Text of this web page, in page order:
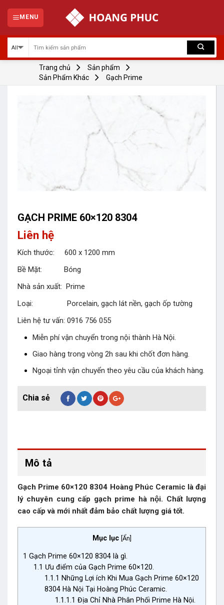
content
MENU
Trang chủ
Sản phẩm
Sản Phẩm Khác
Gạch Prime
GẠCH PRIME 60×120 8304
Liên hệ
Kích thước: 600 x 1200 mm
Bề Mặt: Bóng
Nhà sản xuất: Prime
Loại: Porcelain, gạch lát nền, gạch ốp tường
Liên hệ tư vấn: 0916 756 055
Miễn phí vận chuyển trong nội thành Hà Nội.
Giao hàng trong vòng 2h sau khi chốt đơn hàng.
Ngoại tỉnh vận chuyển theo yêu cầu của khách hàng.
Mô tả
Gạch Prime 60×120 8304 Hoàng Phúc Ceramic là đại
lý chuyên cung cấp gạch prime hà nội. Chất lượng
cao cấp và mới nhất đảm bảo chất lượng giá tốt.
Mục lục Ẩn
1 Gạch Prime 60×120 8304 là gì.
1.1 Ưu điểm của Gạch Prime 60×120.
1.1.1 Những Lợi ích Khi Mua Gạch Prime 60×120
8304 Hà Nội Tại Hoàng Phúc Ceramic.
1.1.1.1 Địa Chỉ Nhà Phân Phối Prime Hà Nội.